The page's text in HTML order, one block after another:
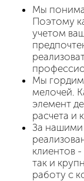
Мы
Поэтому
учетом
Мы
мелочей.
элемент
расчета и
За
клиентов -
так и
работу с